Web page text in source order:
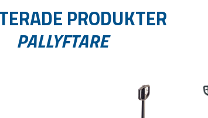
PRODUKTER
PALLYFTARE